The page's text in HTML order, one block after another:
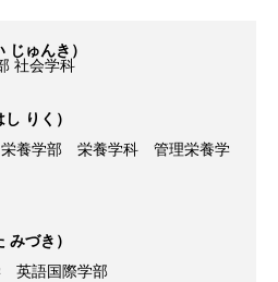
じゅんき）
社会学科
りく）
養学部 栄養学科 管理栄養学
みづき）
英語国際学部